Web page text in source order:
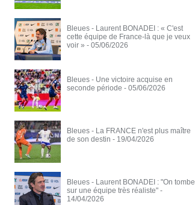
Bleues - Laurent BONADEI : « C'est
cette équipe de France-là que je veux
voir » - 05/06/2026
Bleues - Une victoire acquise en
seconde période - 05/06/2026
Bleues - La FRANCE n'est plus maître
de son destin - 19/04/2026
Bleues - Laurent BONADEI : "On tombe
sur une équipe très réaliste" -
14/04/2026